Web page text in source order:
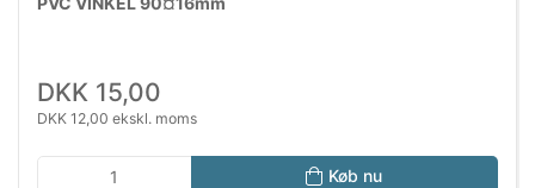
DKK 15,00
DKK 12,00 ekskl. moms
Køb nu